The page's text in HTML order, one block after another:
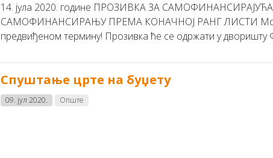
14. јула 2020. године ПРОЗИВКА ЗА
САМОФИНАНСИРАЊУ ПРЕМА КОНАЧНОЈ РАНГ ЛИСТИ
предвиђеном термину! Прозивка ће се одржати у дворишту
Спуштање црте на буџету
09. јул 2020. Опште